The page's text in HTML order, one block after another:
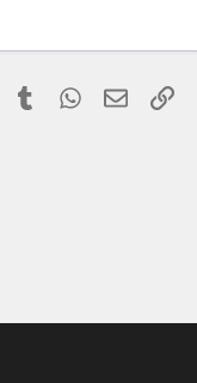
PinterestTumblr WhatsApp
Email